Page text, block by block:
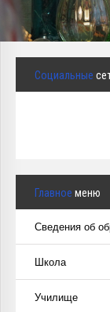
Курсы повышения
Центр
Конкурсы
Социальные
Главное меню
Сведения об
Школа
Училище